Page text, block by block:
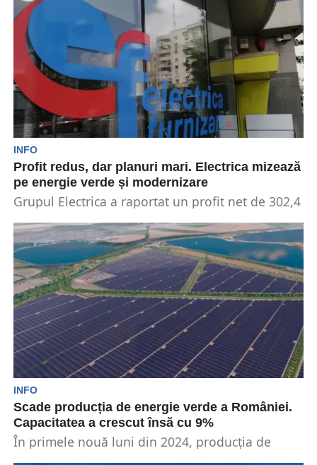
INFO
Profit redus, dar planuri mari. Electrica mizează
pe energie verde și modernizare
Grupul Electrica a raportat un profit net de 302,4
INFO
Scade producția de energie verde a României.
Capacitatea a crescut însă cu 9%
În primele nouă luni din 2024, producția de